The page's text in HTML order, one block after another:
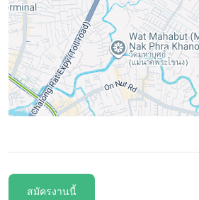
สมัครงานนี้